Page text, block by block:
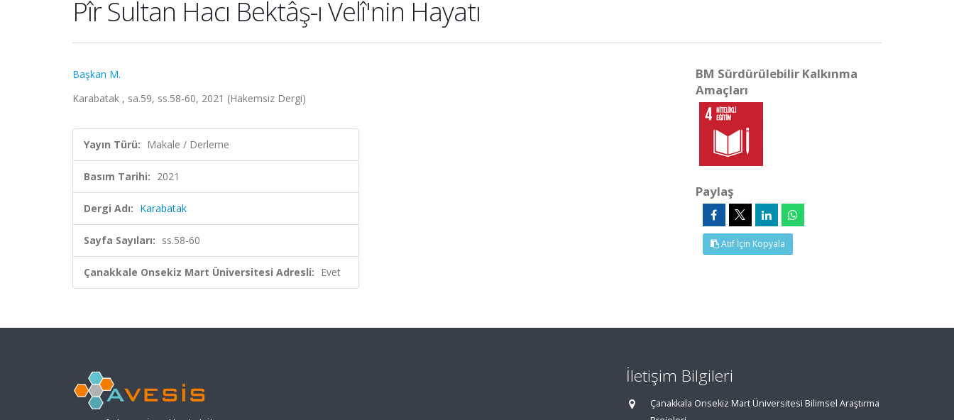
Pîr Sultan Hacı Bektâş-ı Velî'nin Hayatı
Başkan M.
Karabatak , sa.59, ss.58-60, 2021 (Hakemsiz Dergi)
Yayın Türü: Makale / Derleme
Basım Tarihi: 2021
Dergi Adı: Karabatak
Sayfa Sayıları: ss.58-60
Çanakkale Onsekiz Mart Üniversitesi Adresli: Evet
BM Sürdürülebilir Kalkınma
Amaçları
Paylaş
Atıf İçin Kopyala
İletişim Bilgileri
Çanakkala Onsekiz Mart Üniversitesi Bilimsel Araştırma